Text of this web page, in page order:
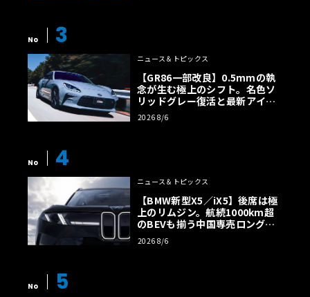
No 3
ニュース＆トピックス
【GR86一部改良】0.5mmの執
念が生む極上のシフト。名色ソ
リッドグレー復活と最新アイサ
イトでFRの極みへ
2026 8/6
No 4
ニュース＆トピックス
【BMW新型X5／iX5】後席は極
上のリムジン。航続1000km超
のBEVも揃う中国専売ロング仕
様の全貌
2026 8/6
No 5